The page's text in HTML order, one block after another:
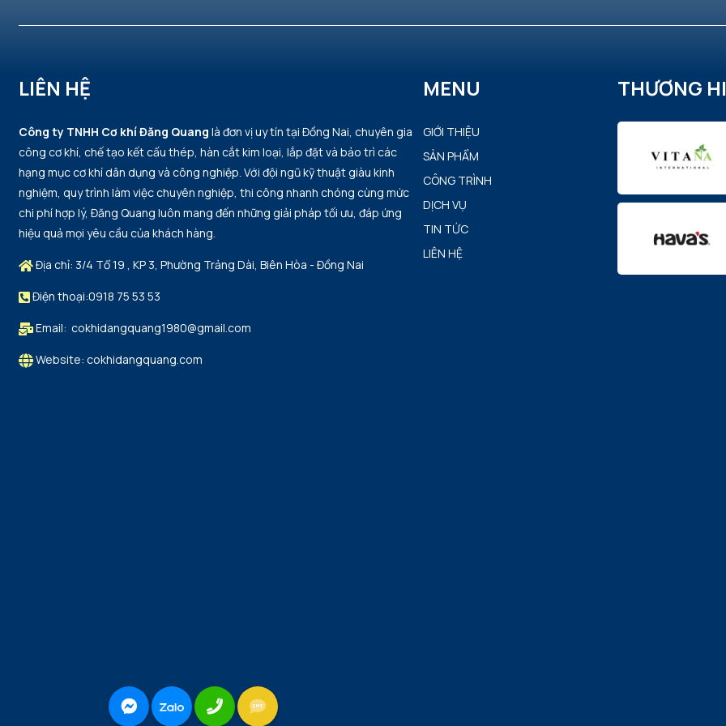
LIÊN HỆ
Công ty TNHH Cơ khí Đăng Quang là đơn vị uy tín tại Đồng Nai, chuyên gia
công cơ khí, chế tạo kết cấu thép, hàn cắt kim loại, lắp đặt và bảo trì các
hạng mục cơ khí dân dụng và công nghiệp. Với đội ngũ kỹ thuật giàu kinh
nghiệm, quy trình làm việc chuyên nghiệp, thi công nhanh chóng cùng mức
chi phí hợp lý, Đăng Quang luôn mang đến những giải pháp tối ưu, đáp ứng
hiệu quả mọi yêu cầu của khách hàng.
Địa chỉ: 3/4 Tổ 19 , KP 3, Phường Trảng Dài, Biên Hòa - Đồng Nai
Điện thoại:0918 75 53 53
Email: cokhidangquang1980@gmail.com
Website: cokhidangquang.com
MENU
GIỚI THIỆU
SẢN PHẨM
CÔNG TRÌNH
DỊCH VỤ
TIN TỨC
LIÊN HỆ
THƯƠNG